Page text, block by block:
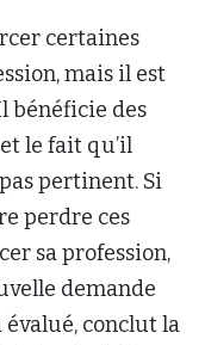
certaines
mais il est
bénéficie des
le fait qu’il
pertinent. Si
perdre ces
sa profession,
demande
conclut la